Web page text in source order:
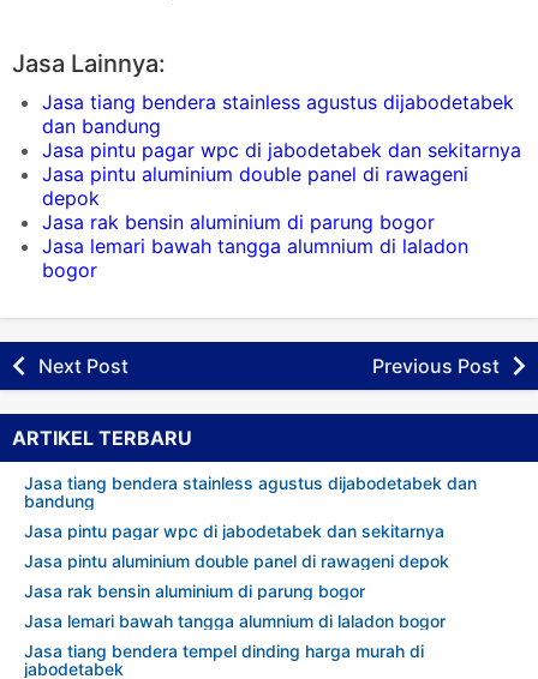
Jasa Lainnya:
Jasa tiang bendera stainless agustus dijabodetabek
dan bandung
Jasa pintu pagar wpc di jabodetabek dan sekitarnya
Jasa pintu aluminium double panel di rawageni
depok
Jasa rak bensin aluminium di parung bogor
Jasa lemari bawah tangga alumnium di laladon
bogor
Next Post Previous Post
ARTIKEL TERBARU
Jasa tiang bendera stainless agustus dijabodetabek dan
bandung
Jasa pintu pagar wpc di jabodetabek dan sekitarnya
Jasa pintu aluminium double panel di rawageni depok
Jasa rak bensin aluminium di parung bogor
Jasa lemari bawah tangga alumnium di laladon bogor
Jasa tiang bendera tempel dinding harga murah di
jabodetabek